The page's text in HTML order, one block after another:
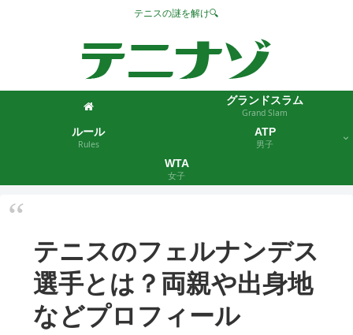
テニスの謎を解け🔍
グランドスラム
Grand Slam
ルール
Rules
ATP
男子
WTA
女子
テニスのフェルナンデス
選手とは？両親や出身地
などプロフィール